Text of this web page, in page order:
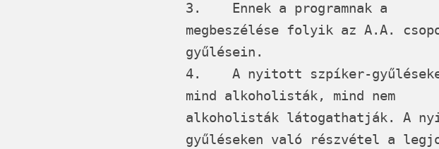
3. Ennek a programnak a
megbeszélése folyik az A.A.
gyűlésein.
4. A nyitott szpíker-
mind alkoholisták, mind nem
alkoholisták látogathatják. A
gyűléseken való részvétel a